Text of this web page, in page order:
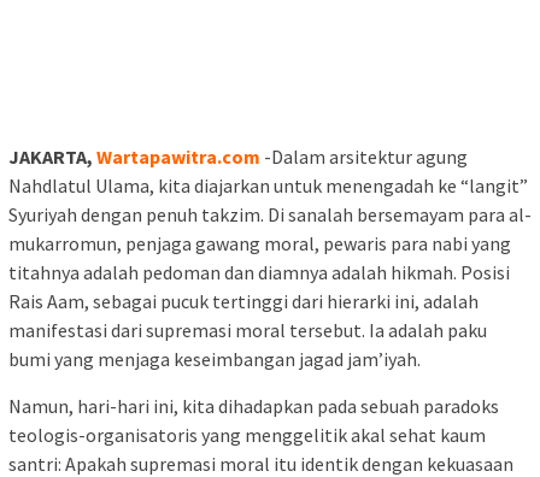
JAKARTA, Wartapawitra.com -Dalam arsitektur agung
Nahdlatul Ulama, kita diajarkan untuk menengadah ke “langit”
Syuriyah dengan penuh takzim. Di sanalah bersemayam para al-
mukarromun, penjaga gawang moral, pewaris para nabi yang
titahnya adalah pedoman dan diamnya adalah hikmah. Posisi
Rais Aam, sebagai pucuk tertinggi dari hierarki ini, adalah
manifestasi dari supremasi moral tersebut. Ia adalah paku
bumi yang menjaga keseimbangan jagad jam’iyah.
Namun, hari-hari ini, kita dihadapkan pada sebuah paradoks
teologis-organisatoris yang menggelitik akal sehat kaum
santri: Apakah supremasi moral itu identik dengan kekuasaan